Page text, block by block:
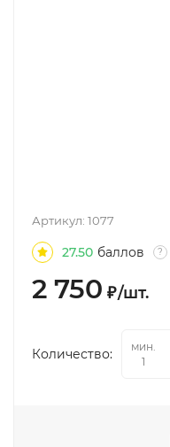
Артикул: 1077
27.50 баллов ?
2 750 ₽/шт.
Количество:
мин.
1